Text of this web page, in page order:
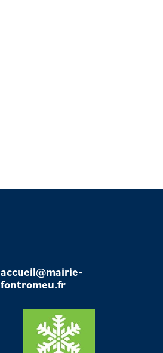
accueil@mairie-
fontromeu.fr